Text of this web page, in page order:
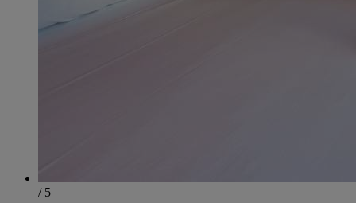
/ 5